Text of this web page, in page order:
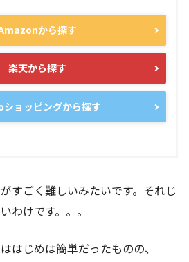
から探す
楽天から探す
ョッピングから探す
すごく難しいみたいです。それじ
わけです。。。
はじめは簡単だったものの、